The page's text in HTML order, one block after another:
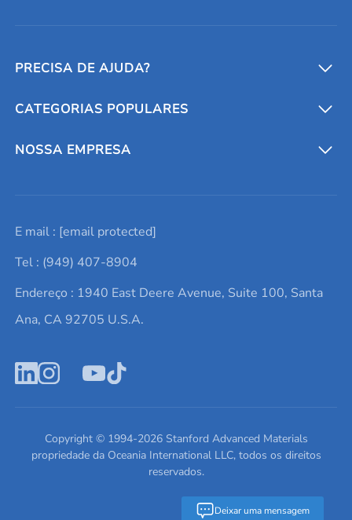
Deixar uma mensagem
PRECISA DE AJUDA?
Conversores e calculadoras
Entre em contato conosco
Lista de consultas
Termos e Condições
Política de Privacidade
CATEGORIAS POPULARES
Metais refratários
Elementos de terras raras
Alvos de pulverização catódica
Ácido hialurônico
NOSSA EMPRESA
Promoções atuais
Notícias e blogs
Estudos de caso
Escreva para nós
E mail : [email protected]
Tel : (949) 407-8904
Endereço : 1940 East Deere Avenue, Suite 100, Santa
Ana, CA 92705 U.S.A.
Copyright © 1994-2026Stanford Advanced Materials
propriedade da Oceania International LLC, todos os direitos
reservados.